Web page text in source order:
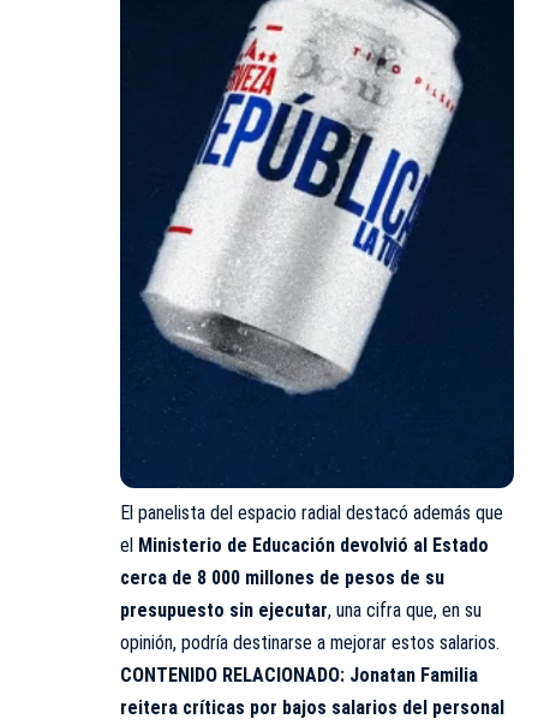
El panelista del espacio radial destacó además que
el Ministerio de Educación devolvió al Estado
cerca de 8 000 millones de pesos de su
presupuesto sin ejecutar, una cifra que, en su
opinión, podría destinarse a mejorar estos salarios.
CONTENIDO RELACIONADO: Jonatan Familia
reitera críticas por bajos salarios del personal